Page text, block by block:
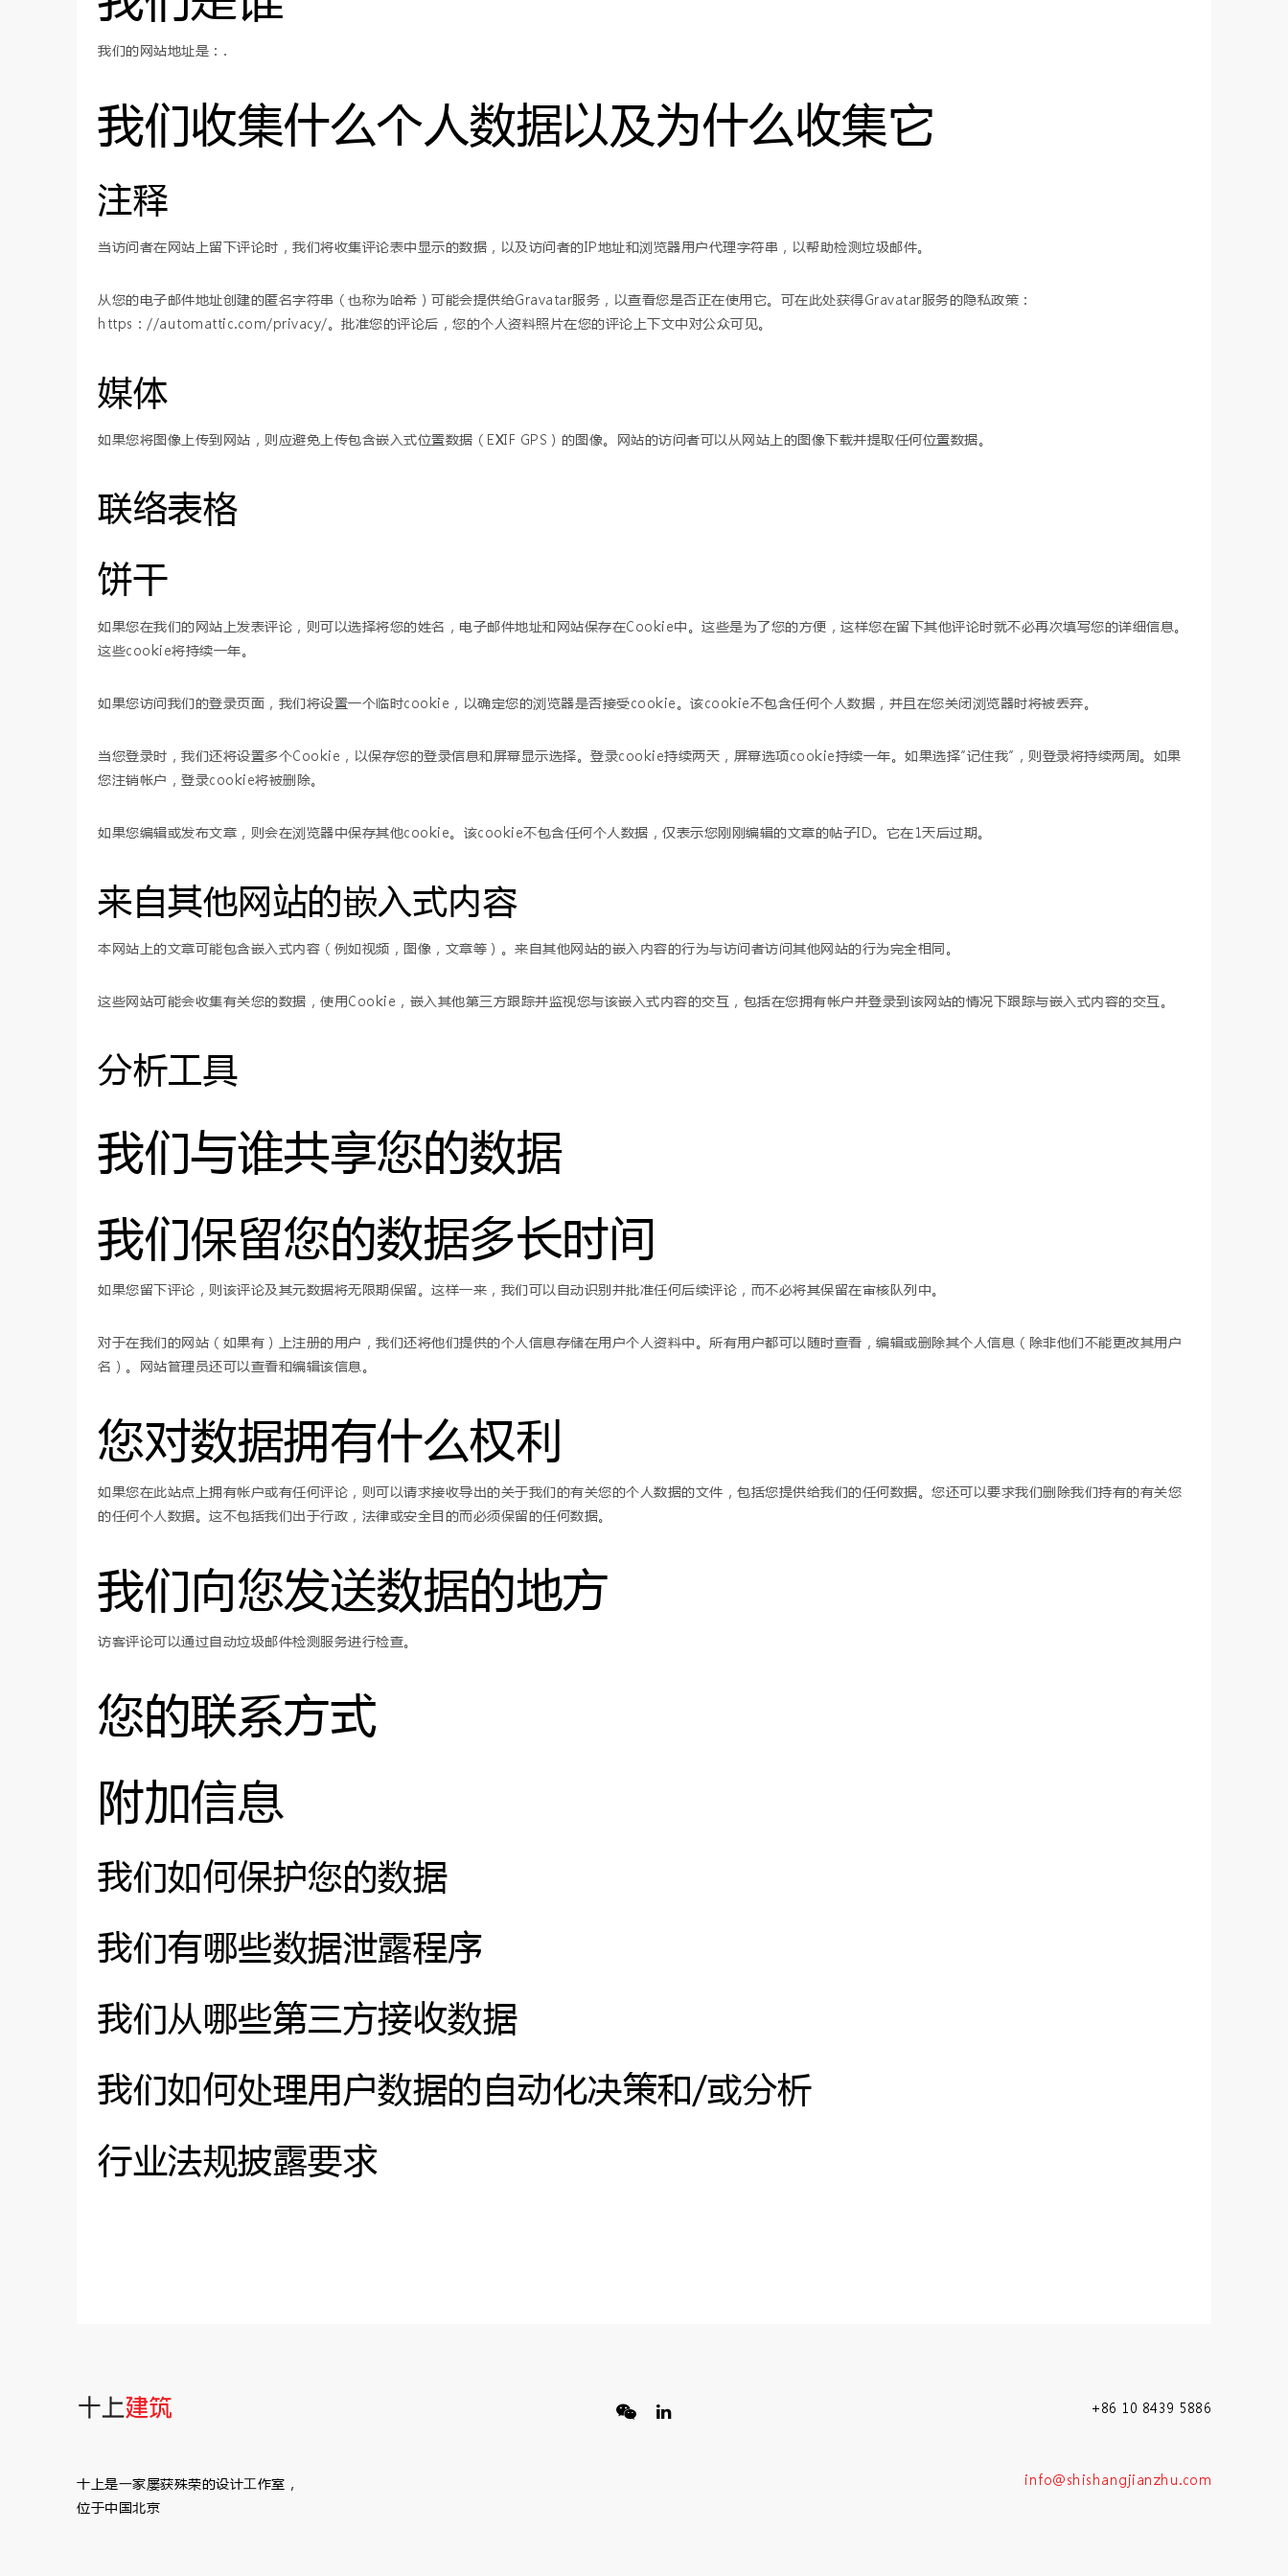
我们的网站地址是：.
我们收集什么个人数据以及为什么收集它
注释
当访问者在网站上留下评论时，我们将收集评论表中显示的数据，以及访问者的IP地址和浏览器用户代理字符串，以帮助检测垃圾邮件。
从您的电子邮件地址创建的匿名字符串（也称为哈希）可能会提供给Gravatar服务，以查看您是否正在使用它。可在此处获得Gravatar服务的隐私政策：
https：//automattic.com/privacy/。批准您的评论后，您的个人资料照片在您的评论上下文中对公众可见。
媒体
如果您将图像上传到网站，则应避免上传包含嵌入式位置数据（EXIF GPS）的图像。网站的访问者可以从网站上的图像下载并提取任何位置数据。
联络表格
饼干
如果您在我们的网站上发表评论，则可以选择将您的姓名，电子邮件地址和网站保存在Cookie中。这些是为了您的方便，这样您在留下其他评论时就不必再次填写您的详细信息。
这些cookie将持续一年。
如果您访问我们的登录页面，我们将设置一个临时cookie，以确定您的浏览器是否接受cookie。该cookie不包含任何个人数据，并且在您关闭浏览器时将被丢弃。
当您登录时，我们还将设置多个Cookie，以保存您的登录信息和屏幕显示选择。登录cookie持续两天，屏幕选项cookie持续一年。如果选择“记住我”，则登录将持续两周。如果
您注销帐户，登录cookie将被删除。
如果您编辑或发布文章，则会在浏览器中保存其他cookie。该cookie不包含任何个人数据，仅表示您刚刚编辑的文章的帖子ID。它在1天后过期。
来自其他网站的嵌入式内容
本网站上的文章可能包含嵌入式内容（例如视频，图像，文章等）。来自其他网站的嵌入内容的行为与访问者访问其他网站的行为完全相同。
这些网站可能会收集有关您的数据，使用Cookie，嵌入其他第三方跟踪并监视您与该嵌入式内容的交互，包括在您拥有帐户并登录到该网站的情况下跟踪与嵌入式内容的交互。
分析工具
我们与谁共享您的数据
我们保留您的数据多长时间
如果您留下评论，则该评论及其元数据将无限期保留。这样一来，我们可以自动识别并批准任何后续评论，而不必将其保留在审核队列中。
对于在我们的网站（如果有）上注册的用户，我们还将他们提供的个人信息存储在用户个人资料中。所有用户都可以随时查看，编辑或删除其个人信息（除非他们不能更改其用户
名）。网站管理员还可以查看和编辑该信息。
您对数据拥有什么权利
如果您在此站点上拥有帐户或有任何评论，则可以请求接收导出的关于我们的有关您的个人数据的文件，包括您提供给我们的任何数据。您还可以要求我们删除我们持有的有关您
的任何个人数据。这不包括我们出于行政，法律或安全目的而必须保留的任何数据。
我们向您发送数据的地方
访客评论可以通过自动垃圾邮件检测服务进行检查。
您的联系方式
附加信息
我们如何保护您的数据
我们有哪些数据泄露程序
我们从哪些第三方接收数据
我们如何处理用户数据的自动化决策和/或分析
行业法规披露要求
十上是⼀家屡获殊荣的设计⼯作室，
位于中国北京
+86 10 8439 5886
info@shishangjianzhu.com